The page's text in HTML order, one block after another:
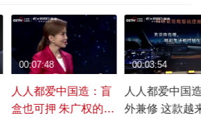
人人都爱中国造：盲
盒也可押 朱广权的惊
00:07:48
人人都爱中国
外兼修 这款越
00:03:54